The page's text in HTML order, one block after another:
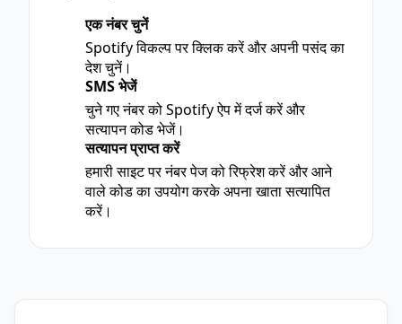
एक नंबर चुनें
Spotify विकल्प पर क्लिक करें और अपनी पसंद का
देश चुनें।
SMS भेजें
चुने गए नंबर को Spotify ऐप में दर्ज करें और
सत्यापन कोड भेजें।
सत्यापन प्राप्त करें
हमारी साइट पर नंबर पेज को रिफ्रेश करें और आने
वाले कोड का उपयोग करके अपना खाता सत्यापित
करें।